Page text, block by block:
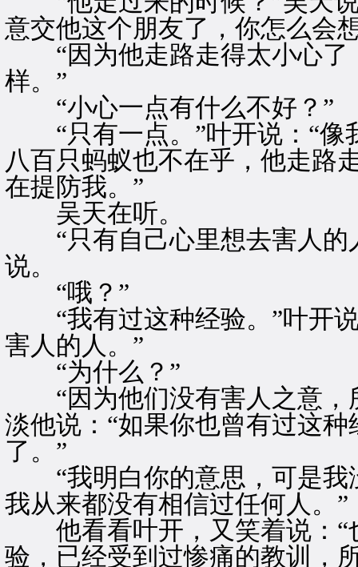
意交他这个朋友了，你怎么会
“因为他走路走得太小心了
样。”
“小心一点有什么不好？”
“只有一点。”叶开说：“像
八百只蚂蚁也不在乎，他走路
在提防我。”
吴天在听。
“只有自己心里想去害人的
说。
“哦？”
“我有过这种经验。”叶开说
害人的人。”
“为什么？”
“因为他们没有害人之意，
淡他说：“如果你也曾有过这
了。”
“我明白你的意思，可是我
我从来都没有相信过任何人。”
他看看叶开，又笑着说：“
验，已经受到过惨痛的教训，